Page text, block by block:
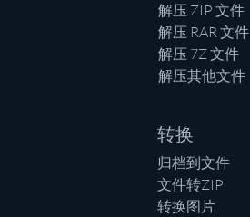
解压 ZIP 文件
解压 RAR 文件
解压 7Z 文件
解压其他文件
转换
归档到文件
文件转ZIP
转换图片